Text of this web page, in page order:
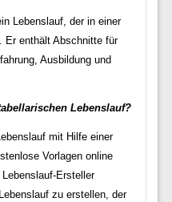
Lebenslauf, der in einer
Er enthält Abschnitte für
Ausbildung und
Lebenslauf?
mit Hilfe einer
Vorlagen online
Ersteller
zu erstellen, der